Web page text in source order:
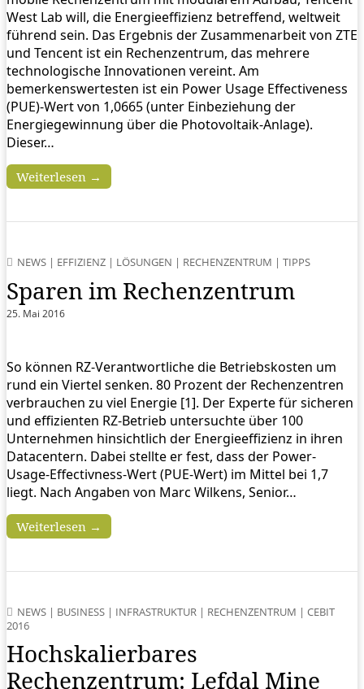
West Lab will, die Energieeffizienz betreffend, weltweit
führend sein. Das Ergebnis der Zusammenarbeit von ZTE
und Tencent ist ein Rechenzentrum, das mehrere
technologische Innovationen vereint. Am
bemerkenswertesten ist ein Power Usage Effectiveness
(PUE)-Wert von 1,0665 (unter Einbeziehung der
Energiegewinnung über die Photovoltaik-Anlage).
Dieser…
Weiterlesen →
NEWS | EFFIZIENZ | LÖSUNGEN | RECHENZENTRUM | TIPPS
Sparen im Rechenzentrum
25. Mai 2016
So können RZ-Verantwortliche die Betriebskosten um
rund ein Viertel senken. 80 Prozent der Rechenzentren
verbrauchen zu viel Energie [1]. Der Experte für sicheren
und effizienten RZ-Betrieb untersuchte über 100
Unternehmen hinsichtlich der Energieeffizienz in ihren
Datacentern. Dabei stellte er fest, dass der Power-
Usage-Effectivness-Wert (PUE-Wert) im Mittel bei 1,7
liegt. Nach Angaben von Marc Wilkens, Senior…
Weiterlesen →
NEWS | BUSINESS | INFRASTRUKTUR | RECHENZENTRUM | CEBIT
2016
Hochskalierbares
Rechenzentrum: Lefdal Mine